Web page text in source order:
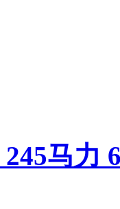
马力